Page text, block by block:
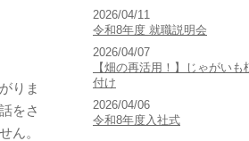
りま
をさ
ん。
2026/04/11
令和8年度 就職説明会
2026/04/07
【畑の再活用！】じゃがいも
付け
2026/04/06
令和8年度入社式